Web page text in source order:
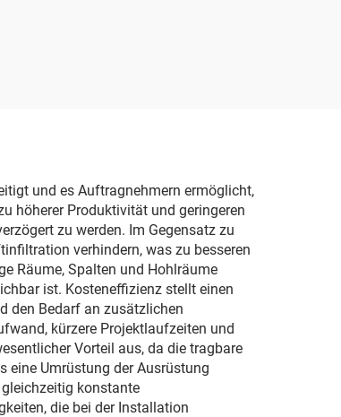
und es Auftragnehmern ermöglicht,
höherer Produktivität und geringeren
zu werden. Im Gegensatz zu
verhindern, was zu besseren
Räume, Spalten und Hohlräume
ist. Kosteneffizienz stellt einen
den Bedarf an zusätzlichen
kürzere Projektlaufzeiten und
Vorteil aus, da die tragbare
eine Umrüstung der Ausrüstung
konstante
die bei der Installation